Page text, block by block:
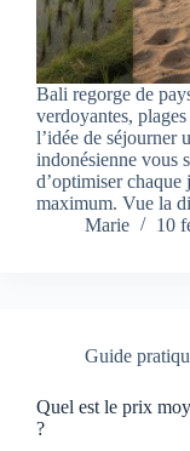
Bali regorge de
verdoyantes,
l’idée de séjourner
indonésienne vous
d’optimiser
maximum. Vue la
Marie
10
Guide
Quel est le prix
?